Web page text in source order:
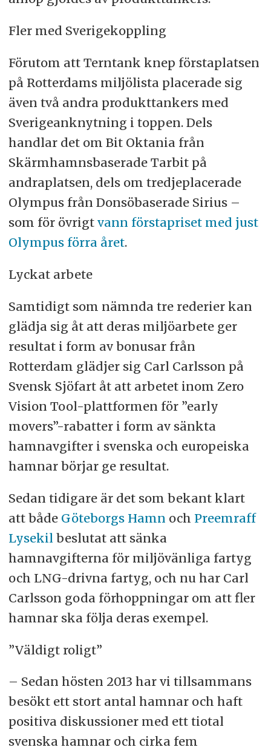
Fler med Sverigekoppling
Förutom att Terntank knep förstaplatsen
på Rotterdams miljölista placerade sig
även två andra produkttankers med
Sverigeanknytning i toppen. Dels
handlar det om Bit Oktania från
Skärmhamnsbaserade Tarbit på
andraplatsen, dels om tredjeplacerade
Olympus från Donsöbaserade Sirius –
som för övrigt vann förstapriset med just
Olympus förra året.
Lyckat arbete
Samtidigt som nämnda tre rederier kan
glädja sig åt att deras miljöarbete ger
resultat i form av bonusar från
Rotterdam glädjer sig Carl Carlsson på
Svensk Sjöfart åt att arbetet inom Zero
Vision Tool-plattformen för ”early
movers”-rabatter i form av sänkta
hamnavgifter i svenska och europeiska
hamnar börjar ge resultat.
Sedan tidigare är det som bekant klart
att både Göteborgs Hamn och Preemraff
Lysekil beslutat att sänka
hamnavgifterna för miljövänliga fartyg
och LNG-drivna fartyg, och nu har Carl
Carlsson goda förhoppningar om att fler
hamnar ska följa deras exempel.
”Väldigt roligt”
– Sedan hösten 2013 har vi tillsammans
besökt ett stort antal hamnar och haft
positiva diskussioner med ett tiotal
svenska hamnar och cirka fem